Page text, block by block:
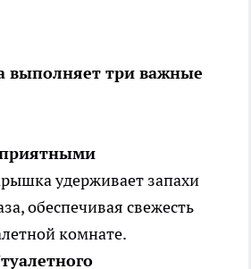
выполняет три важные
удерживает запахи
обеспечивая свежесть
комнате.